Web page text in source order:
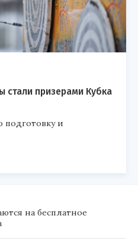
стали призерами Кубка
и
на бесплатное